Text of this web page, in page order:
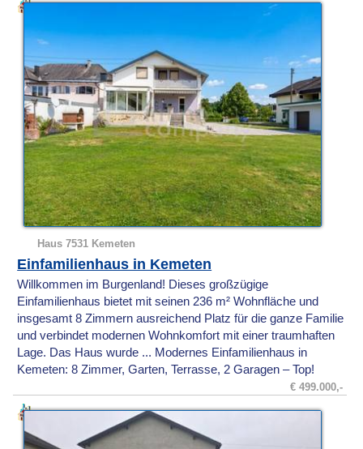
Haus 7531 Kemeten
Einfamilienhaus in Kemeten
Willkommen im Burgenland! Dieses großzügige
Einfamilienhaus bietet mit seinen 236 m² Wohnfläche und
insgesamt 8 Zimmern ausreichend Platz für die ganze Familie
und verbindet modernen Wohnkomfort mit einer traumhaften
Lage. Das Haus wurde ... Modernes Einfamilienhaus in
Kemeten: 8 Zimmer, Garten, Terrasse, 2 Garagen – Top!
€ 499.000,-